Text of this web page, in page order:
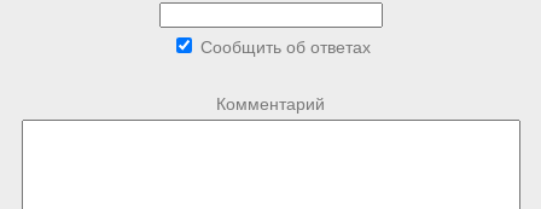
Сообщить об ответах
Комментарий